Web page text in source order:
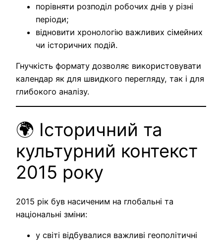
порівняти розподіл робочих днів у різні
періоди;
відновити хронологію важливих сімейних
чи історичних подій.
Гнучкість формату дозволяє використовувати
календар як для швидкого перегляду, так і для
глибокого аналізу.
🌍 Історичний та
культурний контекст
2015 року
2015 рік був насиченим на глобальні та
національні зміни:
у світі відбувалися важливі геополітичні